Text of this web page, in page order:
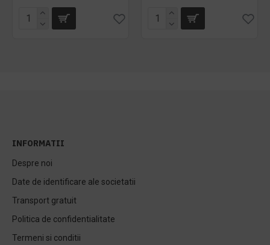
INFORMATII
Despre noi
Date de identificare ale societatii
Transport gratuit
Politica de confidentialitate
Termeni si conditii